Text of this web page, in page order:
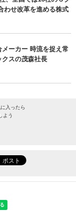
わせ改革を進める株式
ーカー 時流を捉え常
スの茂森社長
入ったら
よう
けします。